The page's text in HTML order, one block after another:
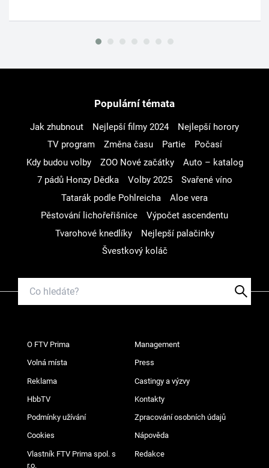
Populární témata
Jak zhubnout Nejlepší filmy 2024
Nejlepší horory
TV program
Změna času Partie
Počasí
Kdy budou volby
ZOO Nové začátky
Auto – katalog
7 pádů Honzy Dědka
Volby 2025
Svařené víno
Tatarák podle Pohlreicha
Aloe vera
Pěstování lichořeřišnice
Výpočet ascendentu
Tvarohové knedlíky
Nejlepší palačinky
Švestkový koláč
O FTV Prima Management
Volná místa Press
Reklama Castingy a výzvy
HbbTV Kontakty
Podmínky užívání Zpracování osobních údajů
Cookies Nápověda
Vlastník FTV Prima spol. s
r.o.
Redakce